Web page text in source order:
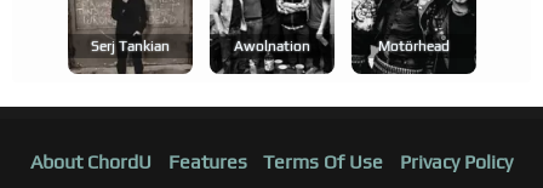
Serj Tankian Awolnation Motörhead
About ChordU Features Terms Of Use Privacy Policy